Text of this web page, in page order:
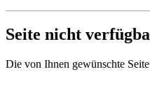
Seite nicht
Die von Ihnen gewünschte